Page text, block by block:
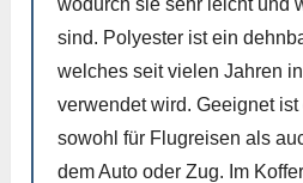
sind. Polyester ist ein
welches seit vielen Jahren
verwendet wird. Geeignet
sowohl für Flugreisen als
dem Auto oder Zug. Im